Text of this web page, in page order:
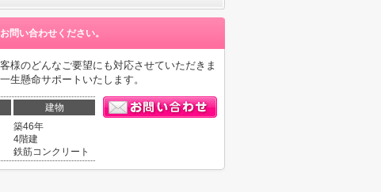
問い合わせください。
様のどんなご要望にも対応させていただきま
生懸命サポートいたします。
建物
築46年
4階建
鉄筋コンクリート